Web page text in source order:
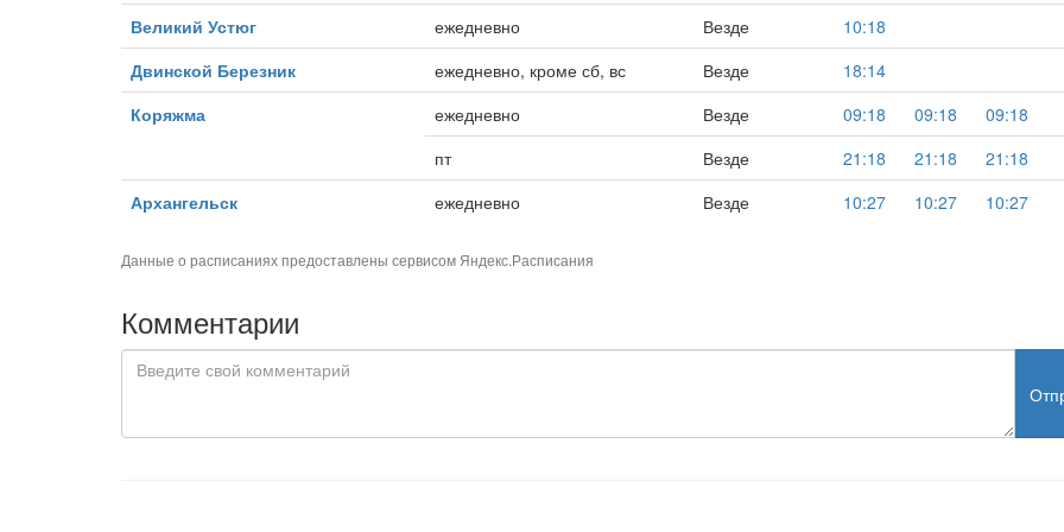
Великий Устюг
ежедневно Везде
10:18
Двинской Березник
ежедневно, кроме сб, вс Везде
18:14
Коряжма
ежедневно Везде 09:18 09:18
09:18
пт
Везде 21:18 21:18
21:18
Архангельск
ежедневно Везде 10:27 10:27 10:27
Данные о расписаниях предоставлены сервисом Яндекс.Расписания
Комментарии